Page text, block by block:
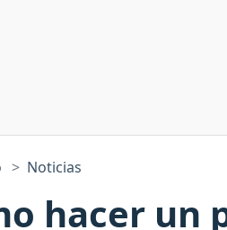
Noticias
hacer un